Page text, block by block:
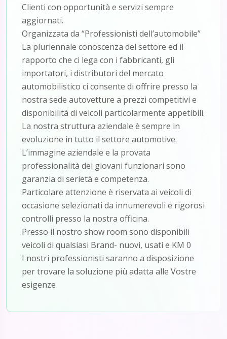
Clienti con opportunità e servizi sempre
aggiornati.
Organizzata da “Professionisti dell’automobile”
La pluriennale conoscenza del settore ed il
rapporto che ci lega con i fabbricanti, gli
importatori, i distributori del mercato
automobilistico ci consente di offrire presso la
nostra sede autovetture a prezzi competitivi e
disponibilità di veicoli particolarmente appetibili.
La nostra struttura aziendale è sempre in
evoluzione in tutto il settore automotive.
L’immagine aziendale e la provata
professionalità dei giovani funzionari sono
garanzia di serietà e competenza.
Particolare attenzione è riservata ai veicoli di
occasione selezionati da innumerevoli e rigorosi
controlli presso la nostra officina.
Presso il nostro show room sono disponibili
veicoli di qualsiasi Brand- nuovi, usati e KM 0
I nostri professionisti saranno a disposizione
per trovare la soluzione più adatta alle Vostre
esigenze